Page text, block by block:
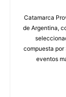
Catamarca
de Argentina,
compuesta por
eventos